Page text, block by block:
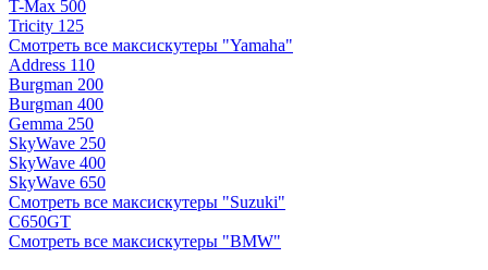
T-Max 500
Tricity 125
Смотреть все максискутеры "Yamaha"
Address 110
Burgman 200
Burgman 400
Gemma 250
SkyWave 250
SkyWave 400
SkyWave 650
Смотреть все максискутеры "Suzuki"
C650GT
Смотреть все максискутеры "BMW"